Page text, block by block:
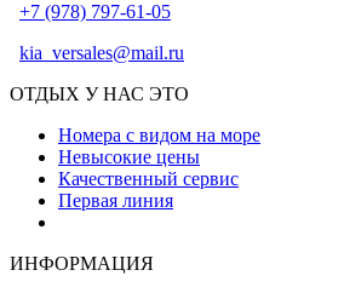
+7 (978) 797-61-05
kia_versales@mail.ru
ОТДЫХ У НАС ЭТО
Номера с видом на море
Невысокие цены
Качественный сервис
Первая линия
ИНФОРМАЦИЯ